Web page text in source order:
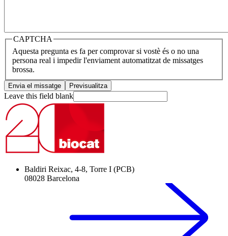
CAPTCHA
Aquesta pregunta es fa per comprovar si vostè és o no una
persona real i impedir l'enviament automatitzat de missatges
brossa.
Leave this field blank
Baldiri Reixac, 4-8, Torre I (PCB)
08028 Barcelona